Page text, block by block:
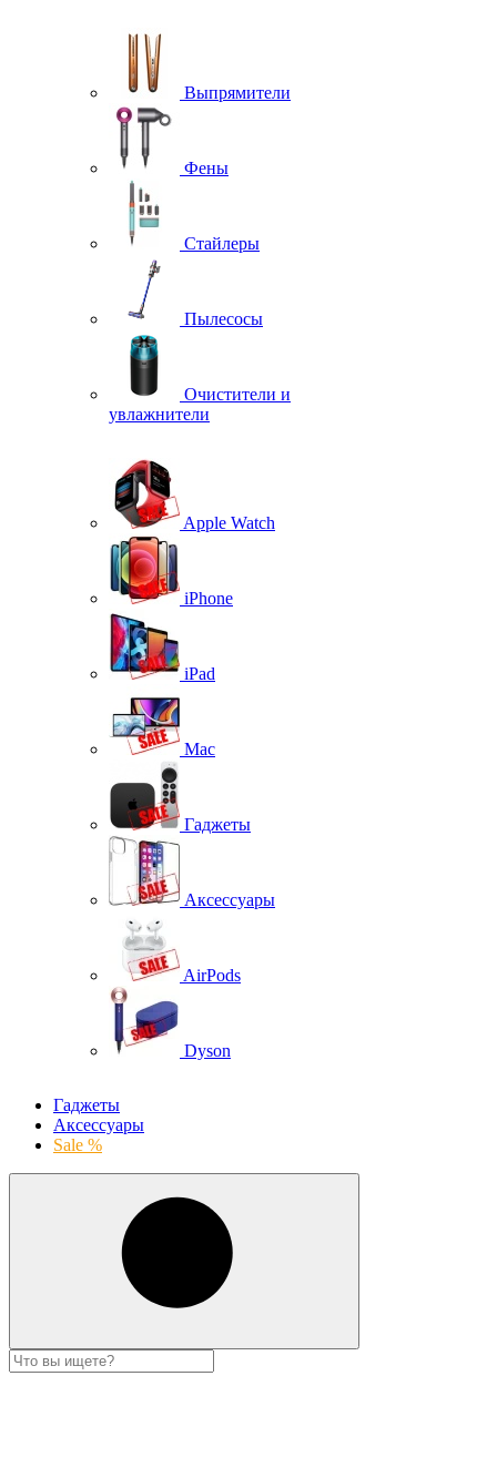
Выпрямители
Фены
Стайлеры
Пылесосы
Очистители и
увлажнители
Apple Watch
iPhone
iPad
Mac
Гаджеты
Аксессуары
AirPods
Dyson
Гаджеты
Аксессуары
Sale %